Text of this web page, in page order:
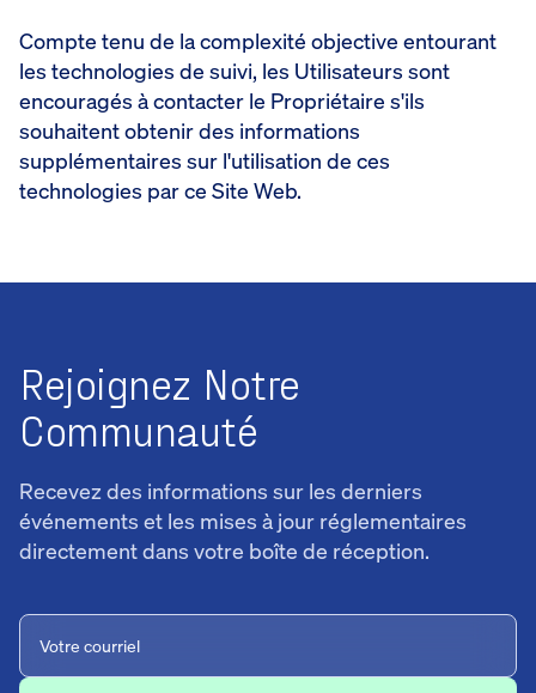
Compte tenu de la complexité objective entourant
les technologies de suivi, les Utilisateurs sont
encouragés à contacter le Propriétaire s'ils
souhaitent obtenir des informations
supplémentaires sur l'utilisation de ces
technologies par ce Site Web.
Rejoignez Notre
Communauté
Recevez des informations sur les derniers
événements et les mises à jour réglementaires
directement dans votre boîte de réception.